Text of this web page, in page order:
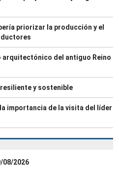
priorizar la producción y el
arquitectónico del antiguo Reino
resiliente y sostenible
importancia de la visita del líder
08/2026